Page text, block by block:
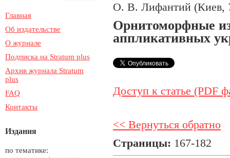
Главная
Об издательстве
О журнале
Подписка на Stratum plus
Архив журнала Stratum
plus
FAQ
Контакты
Издания
по тематике:
О. В. Лифантий (Киев,
Орнитоморфные
аппликативных
Доступ к статье (PDF
<< Вернуться обратно
Страницы: 167-182